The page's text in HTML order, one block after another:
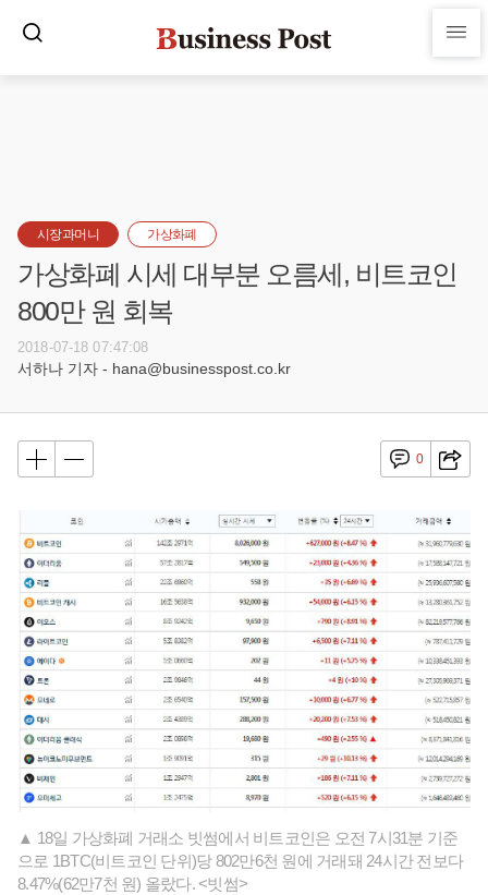
시장과머니 가상화폐
가상화폐 시세 대부분 오름세, 비트코인
800만 원 회복
2018-07-18 07:47:08
서하나 기자 - hana@businesspost.co.kr
0
▲ 18일 가상화폐 거래소 빗썸에서 비트코인은 오전 7시31분 기준
으로 1BTC(비트코인 단위)당 802만6천 원에 거래돼 24시간 전보다
8.47%(62만7천 원) 올랐다. <빗썸>